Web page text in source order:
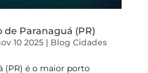
de Paranaguá (PR)
10 2025| Blog Cidades
(PR) é o maior porto